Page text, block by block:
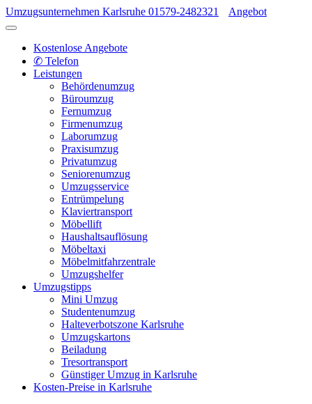
Umzugsunternehmen Karlsruhe 01579-2482321 Angebot
Kostenlose Angebote
✆ Telefon
Leistungen
Behördenumzug
Büroumzug
Fernumzug
Firmenumzug
Laborumzug
Praxisumzug
Privatumzug
Seniorenumzug
Umzugsservice
Entrümpelung
Klaviertransport
Möbellift
Haushaltsauflösung
Möbeltaxi
Möbelmitfahrzentrale
Umzugshelfer
Umzugstipps
Mini Umzug
Studentenumzug
Halteverbotszone Karlsruhe
Umzugskartons
Beiladung
Tresortransport
Günstiger Umzug in Karlsruhe
Kosten-Preise in Karlsruhe